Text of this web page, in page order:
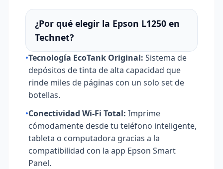
¿Por qué elegir la Epson L1250 en
Technet?
•Tecnología EcoTank Original: Sistema de
depósitos de tinta de alta capacidad que
rinde miles de páginas con un solo set de
botellas.
•Conectividad Wi-Fi Total: Imprime
cómodamente desde tu teléfono inteligente,
tableta o computadora gracias a la
compatibilidad con la app Epson Smart
Panel.